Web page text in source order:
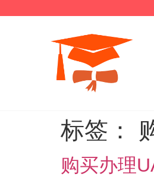
标签：
购买办理